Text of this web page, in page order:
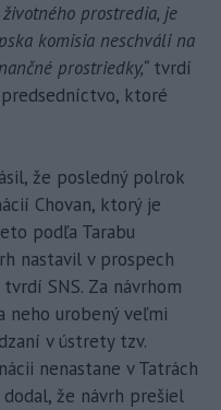
prostredia, je
komisia neschváli na
prostriedky,“ tvrdí
predsedníctvo, ktoré
že posledný polrok
Chovan, ktorý je
podľa Tarabu
nastavil v prospech
SNS. Za návrhom
neho urobený veľmi
v ústrety tzv.
nenastane v Tatrách
že návrh prešiel